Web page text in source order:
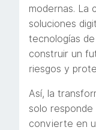
modernas. La
soluciones
tecnologías
construir un
riesgos y
Así, la
solo responde
convierte en